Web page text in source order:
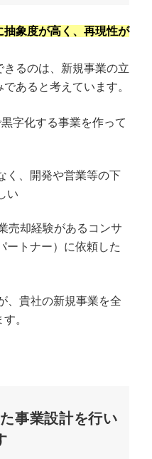
象度が高く、再現性が
るのは、新規事業の立
あると考えています。
字化する事業を作って
く、開発や営業等の下
い
売却経験があるコンサ
ートナー）に依頼した
、貴社の新規事業を全
。
事業設計を行い